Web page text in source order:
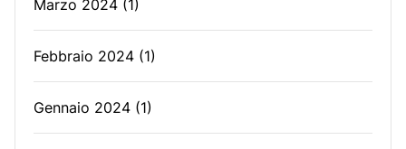
Marzo 2024 (1)
Febbraio 2024 (1)
Gennaio 2024 (1)